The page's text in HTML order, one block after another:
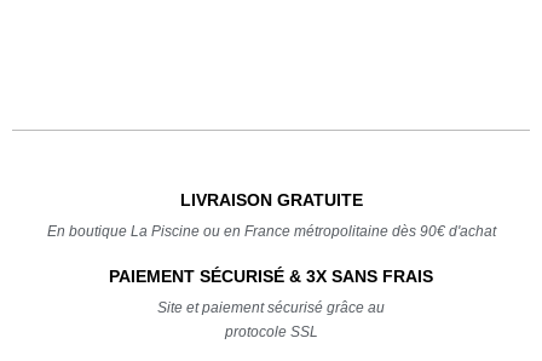
LIVRAISON GRATUITE
En boutique La Piscine ou en France métropolitaine dès 90€ d'achat
PAIEMENT SÉCURISÉ & 3X SANS FRAIS
Site et paiement sécurisé grâce au
protocole SSL